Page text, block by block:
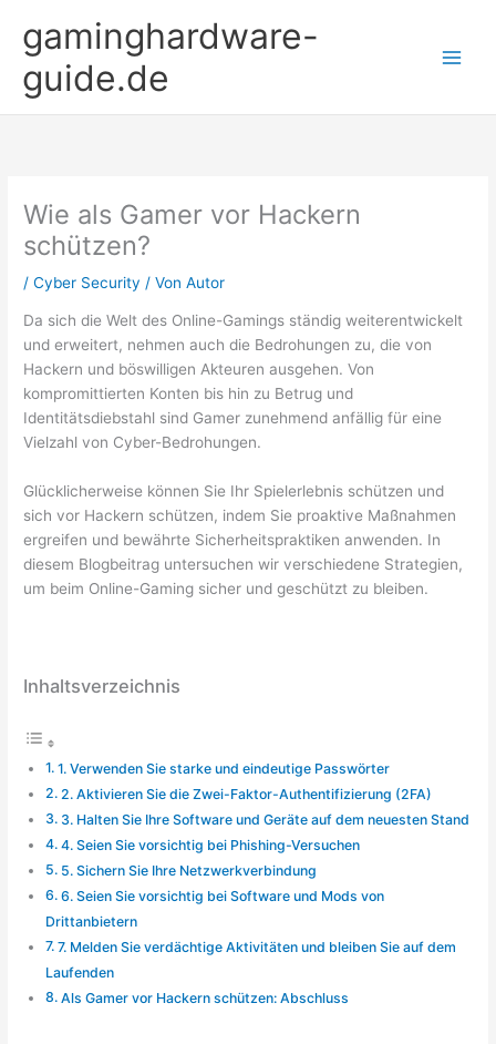
Inhalt
springen
gaminghardware-
guide.de
Wie als Gamer vor Hackern
schützen?
/Cyber Security / VonAutor
Da sich die Welt des Online-Gamings ständig weiterentwickelt
und erweitert, nehmen auch die Bedrohungen zu, die von
Hackern und böswilligen Akteuren ausgehen. Von
kompromittierten Konten bis hin zu Betrug und
Identitätsdiebstahl sind Gamer zunehmend anfällig für eine
Vielzahl von Cyber-Bedrohungen.
Glücklicherweise können Sie Ihr Spielerlebnis schützen und
sich vor Hackern schützen, indem Sie proaktive Maßnahmen
ergreifen und bewährte Sicherheitspraktiken anwenden. In
diesem Blogbeitrag untersuchen wir verschiedene Strategien,
um beim Online-Gaming sicher und geschützt zu bleiben.
Inhaltsverzeichnis
1. Verwenden Sie starke und eindeutige Passwörter
2. Aktivieren Sie die Zwei-Faktor-Authentifizierung (2FA)
3. Halten Sie Ihre Software und Geräte auf dem neuesten Stand
4. Seien Sie vorsichtig bei Phishing-Versuchen
5. Sichern Sie Ihre Netzwerkverbindung
6. Seien Sie vorsichtig bei Software und Mods von
Drittanbietern
7. Melden Sie verdächtige Aktivitäten und bleiben Sie auf dem
Laufenden
Als Gamer vor Hackern schützen: Abschluss